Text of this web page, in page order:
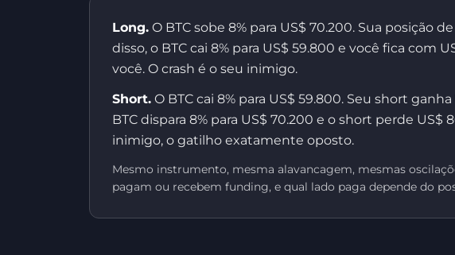
Long. O BTC sobe 8% para US$ 70.200. Sua posição
disso, o BTC cai 8% para US$ 59.800 e você fica com
você. O crash é o seu inimigo.
Short. O BTC cai 8% para US$ 59.800. Seu short ganha
BTC dispara 8% para US$ 70.200 e o short perde
inimigo, o gatilho exatamente oposto.
Mesmo instrumento, mesma alavancagem, mesmas
pagam ou recebem funding, e qual lado paga depende do